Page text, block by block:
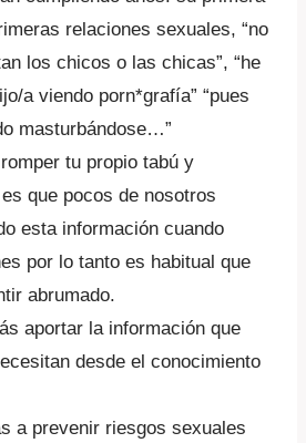
relaciones sexuales, “no
los chicos o las chicas”, “he
a viendo porn*grafía” “pues
masturbándose…”
tu propio tabú y
que pocos de nosotros
esta información cuando
por lo tanto es habitual que
abrumado.
aportar la información que
desde el conocimiento
a prevenir riesgos sexuales